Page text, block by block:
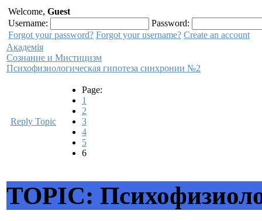
Welcome, Guest
Username:
Password:
Forgot your password? Forgot your username? Create an account
Академiя
Сознание и Мистицизм
Психофизиологическая гипотеза синхронии №2
Reply Topic
Page:
1
2
3
4
5
6
TOPIC: